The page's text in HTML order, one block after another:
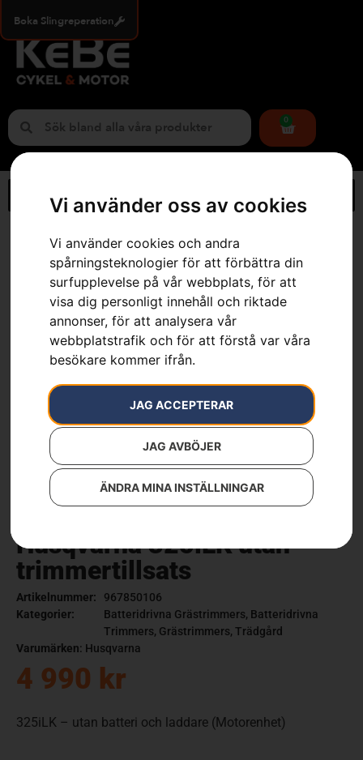
Vi använder oss av cookies
Vi använder cookies och andra
spårningsteknologier för att förbättra din
surfupplevelse på vår webbplats, för att
visa dig personligt innehåll och riktade
annonser, för att analysera vår
webbplatstrafik och för att förstå var våra
besökare kommer ifrån.
JAG ACCEPTERAR
JAG AVBÖJER
ÄNDRA MINA INSTÄLLNINGAR
Boka Slingreperation
0
» Webbutik Husqvarna 325iLK utan trimmertillsats
Husqvarna 325iLK utan
trimmertillsats
Artikelnummer:
967850106
Kategorier:
Batteridrivna Grästrimmers, Batteridrivna
Trimmers, Grästrimmers, Trädgård
Varumärken: Husqvarna
4 990 kr
325iLK – utan batteri och laddare (Motorenhet)